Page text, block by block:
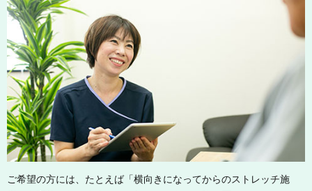
ご希望の方には、たとえば「横向きになってからのストレッチ施